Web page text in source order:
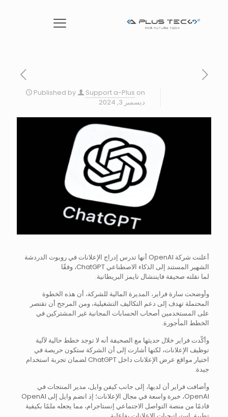
Published by Support a-Plus on
ديسمبر 3, 2024
أعلنت شركة OpenAI أنها تدرس إدراج الإعلانات في روبوت الدردشة
الشهير المستند إلى الذكاء الاصطناعي ChatGPT، وفقًا
لما نقلته صحيفة فايننشال تايمز البريطانية.
وأوضحت سارة فراير، المديرة المالية للشركة، أن هذه الخطوة
المحتملة تهدف إلى دعم التكاليف التشغيلية، ومن المرجح أن تقتصر
على المستخدمين أصحاب الحسابات المجانية غير المشتركين في
الخطط المأجورة.
وأكّدت فراير خلال حديثها مع الصحيفة أنه لا توجد خطط حالية لآلية
توظيف الإعلانات، لكنها أشارت إلى أن الشركة ستكون حريصة في
اختيار مواقع عرض الإعلانات داخل ChatGPT لضمان تجربة استخدام
جيدة.
وأضافت فراير أن لديها، إلى جانب كيفن وايل، مدير المنتجات في
OpenAI، خبرة واسعة في مجال الإعلانات؛ إذ انضم وايل إلى OpenAI
قادمًا من منصة التواصل الاجتماعي إنستاجرام، مما يجعله ملمًا بكيفية